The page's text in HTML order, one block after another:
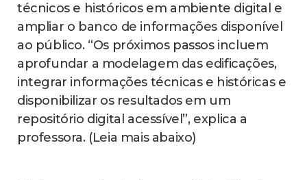
técnicos e históricos em ambiente digital e
ampliar o banco de informações disponível
ao público. “Os próximos passos incluem
aprofundar a modelagem das edificações,
integrar informações técnicas e históricas e
disponibilizar os resultados em um
repositório digital acessível”, explica a
professora. (Leia mais abaixo)